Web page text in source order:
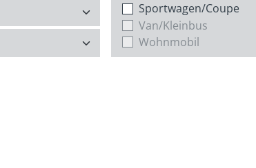
Sportwagen/Coupe
Van/Kleinbus
Wohnmobil